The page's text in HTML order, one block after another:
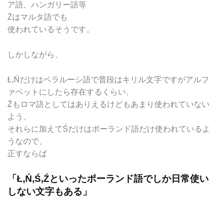
ア語、ハンガリー語等
Żはマルタ語でも
使われているそうです。
しかしながら、
Ł,Ńだけはベラルーシ語で普段はキリル文字ですがアルフ
ァベットにしたら存在するくらい、
Źもロマ語としてはありえるけどもあまり使われていない
よう、
それらに加えてŚだけはポーランド語だけ使われているよ
うなので、
正すならば
「Ł,Ń,Ś,Źといったポーランド語でしか日常使い
しない文字もある」